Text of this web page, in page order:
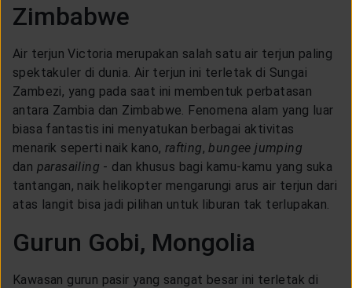
Zimbabwe
Air terjun Victoria merupakan salah satu air terjun paling
spektakuler di dunia. Air terjun ini terletak di Sungai
Zambezi, yang pada saat ini membentuk perbatasan
antara Zambia dan Zimbabwe. Fenomena alam yang luar
biasa fantastis ini menyatukan berbagai aktivitas
menarik seperti naik kano, rafting,bungee jumping
dan parasailing - dan khusus bagi kamu-kamu yang suka
tantangan, naik helikopter mengarungi arus air terjun dari
atas langit bisa jadi pilihan untuk liburan tak terlupakan.
Gurun Gobi, Mongolia
Kawasan gurun pasir yang sangat besar ini terletak di